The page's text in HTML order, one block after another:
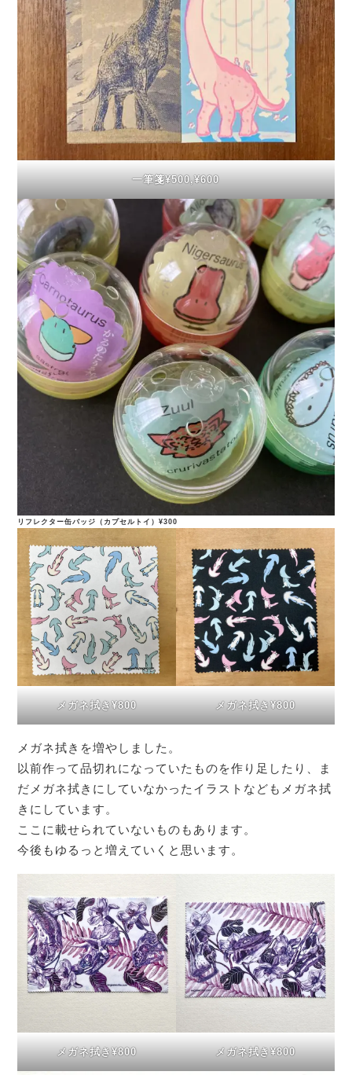
一筆箋¥500,¥600
リフレクター缶バッジ（カプセルトイ）¥300
メガネ拭き¥800 メガネ拭き¥800
メガネ拭きを増やしました。
以前作って品切れになっていたものを作り足したり、ま
だメガネ拭きにしていなかったイラストなどもメガネ拭
きにしています。
ここに載せられていないものもあります。
今後もゆるっと増えていくと思います。
メガネ拭き¥800 メガネ拭き¥800